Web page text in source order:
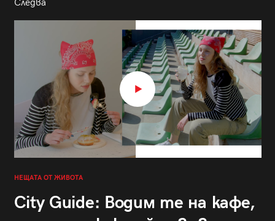
Следва
НЕЩАТА ОТ ЖИВОТА
City Guide: Водим те на кафе,